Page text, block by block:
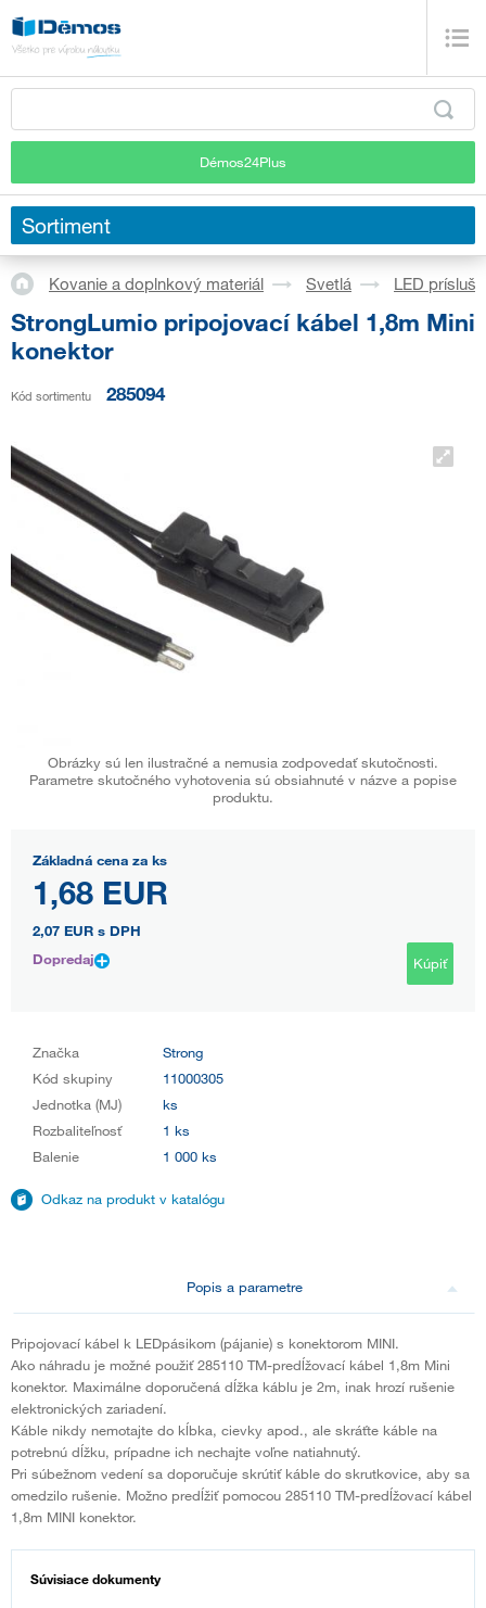
Démos24Plus
Sortiment
Kovanie a doplnkový materiál Svetlá LED
StrongLumio pripojovací kábel 1,8m Mini
konektor
Kód sortimentu 285094
Obrázky sú len ilustračné a nemusia zodpovedať skutočnosti.
Parametre skutočného vyhotovenia sú obsiahnuté v názve a popise
produktu.
Základná cena za ks
1,68 EUR
2,07 EUR s DPH
Dopredaj
Kúpiť
Značka
Strong
Kód skupiny
11000305
Jednotka (MJ)
ks
Rozbaliteľnosť
1 ks
Balenie
1 000 ks
Odkaz na produkt v katalógu
Popis a parametre
Pripojovací kábel k LEDpásikom (pájanie) s konektorom MINI.
Ako náhradu je možné použiť 285110 TM-predĺžovací kábel 1,8m Mini
konektor. Maximálne doporučená dĺžka káblu je 2m, inak hrozí rušenie
elektronických zariadení.
Káble nikdy nemotajte do kĺbka, cievky apod., ale skráťte káble na
potrebnú dĺžku, prípadne ich nechajte voľne natiahnutý.
Pri súbežnom vedení sa doporučuje skrútiť káble do skrutkovice, aby sa
omedzilo rušenie. Možno predĺžiť pomocou 285110 TM-predĺžovací kábel
1,8m MINI konektor.
Súvisiace dokumenty